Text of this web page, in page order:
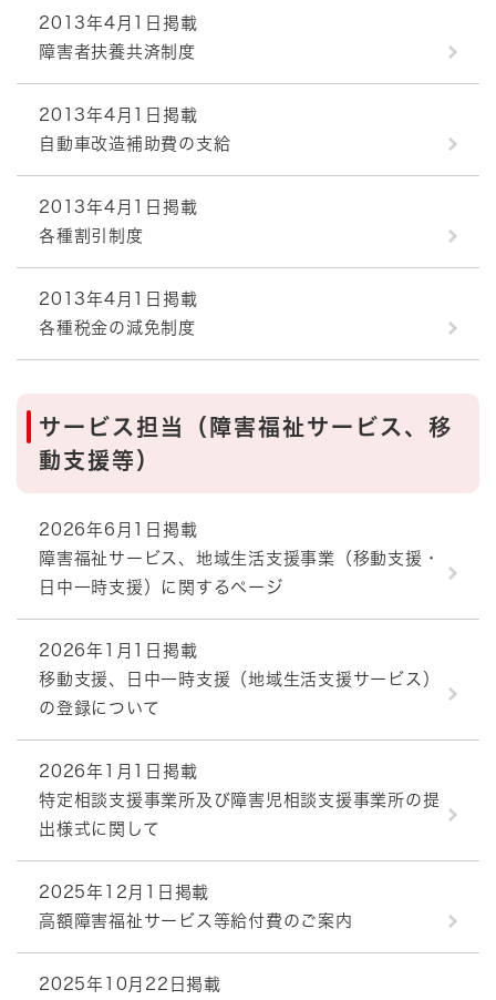
2013年4月1日掲載
障害者扶養共済制度
2013年4月1日掲載
自動車改造補助費の支給
2013年4月1日掲載
各種割引制度
2013年4月1日掲載
各種税金の減免制度
サービス担当（障害福祉サービス、移
動支援等）
2026年6月1日掲載
障害福祉サービス、地域生活支援事業（移動支援・
日中一時支援）に関するページ
2026年1月1日掲載
移動支援、日中一時支援（地域生活支援サービス）
の登録について
2026年1月1日掲載
特定相談支援事業所及び障害児相談支援事業所の提
出様式に関して
2025年12月1日掲載
高額障害福祉サービス等給付費のご案内
2025年10月22日掲載